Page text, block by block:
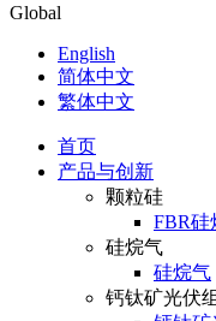
Global
English
简体中文
繁体中文
首页
产品与创新
颗粒硅
FBR硅
硅烷气
硅烷气
钙钛矿光伏